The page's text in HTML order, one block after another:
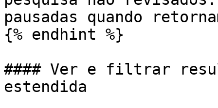
pausadas quando
{% endhint %}
#### Ver e filtrar
estendida